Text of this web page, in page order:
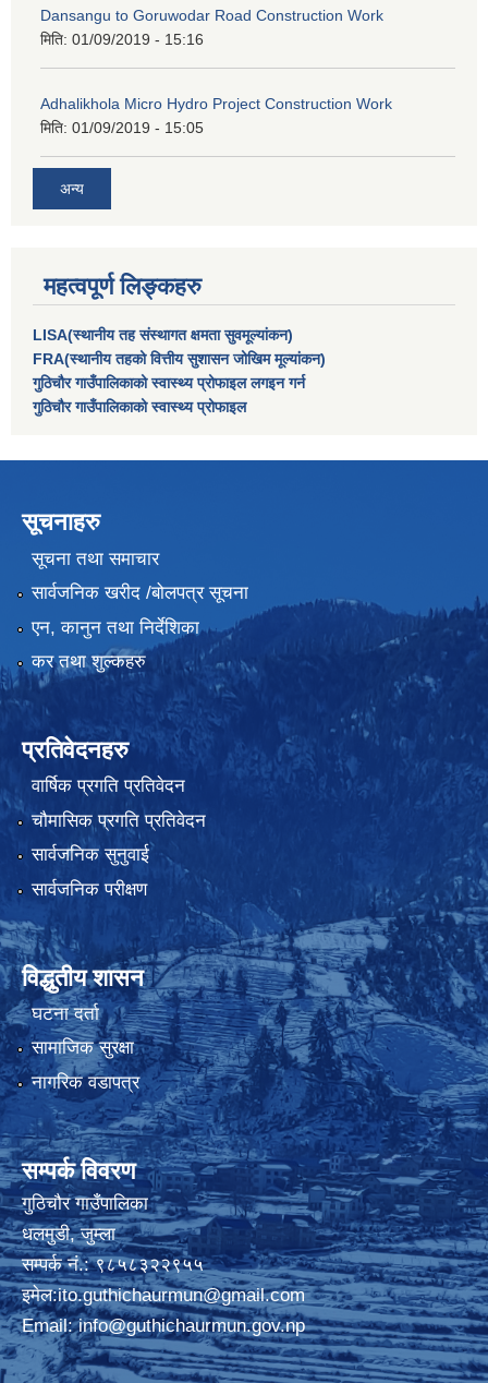
Dansangu to Goruwodar Road Construction Work
मिति: 01/09/2019 - 15:16
Adhalikhola Micro Hydro Project Construction Work
मिति: 01/09/2019 - 15:05
अन्य
महत्वपूर्ण लिङ्कहरु
LISA(स्थानीय तह संस्थागत क्षमता सुवमूल्यांकन)
FRA(स्थानीय तहको वित्तीय सुशासन जोखिम मूल्यांकन)
गुठिचौर गाउँपालिकाको स्वास्थ्य प्रोफाइल लगइन गर्न
गुठिचौर गाउँपालिकाको स्वास्थ्य प्रोफाइल
सूचनाहरु
सूचना तथा समाचार
सार्वजनिक खरीद /बोलपत्र सूचना
एन, कानुन तथा निर्देशिका
कर तथा शुल्कहरु
प्रतिवेदनहरु
वार्षिक प्रगति प्रतिवेदन
चौमासिक प्रगति प्रतिवेदन
सार्वजनिक सुनुवाई
सार्वजनिक परीक्षण
विद्धुतीय शासन
घटना दर्ता
सामाजिक सुरक्षा
नागरिक वडापत्र
सम्पर्क विवरण
गुठिचौर गाउँपालिका
धलमुडी, जुम्ला
सम्पर्क नं.: ९८५८३२२९५५
इमेल:ito.guthichaurmun@gmail.com
Email:info@guthichaurmun.gov.np